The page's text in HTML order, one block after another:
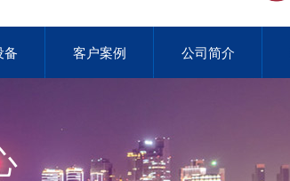
备
备 客户案例
客户案例 公司简介
公司简介